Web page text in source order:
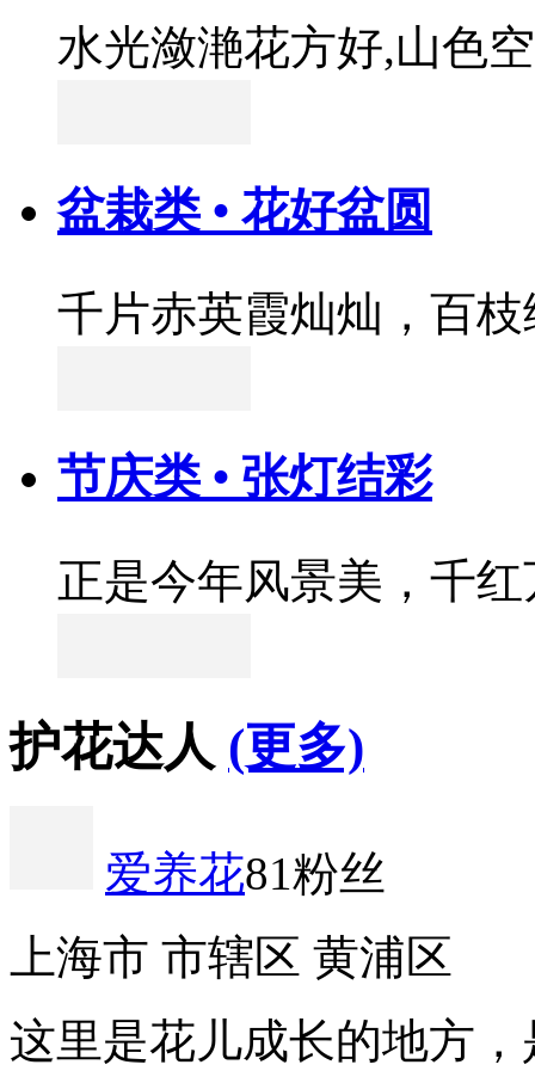
水光潋滟花方好,山色
盆栽类 • 花好盆圆
千片赤英霞灿灿，百
节庆类 • 张灯结彩
正是今年风景美，千
护花达人 (更多)
爱养花81粉丝
上海市 市辖区 黄浦区
这里是花儿成长的地方